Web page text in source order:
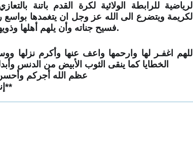
الرياضية للرابطة الولائية لكرة القدم باتنة
الكريمة ويتضرع الى الله عز وجل ان يتغمدها بواسع
فسيح جناته ‏وأن يلهم أهلها وذويها الصبر والسلوان.
اللهم اغفـر لها وارحمها واعف عنها وأكرم نزلها
‏الخطايا كما ينقى الثوب الأبيض من الدنس
عظم الله أجركم وأحسن
‎ **‎إنـا لله وإنا إليه راجعـــون ‏‎**‎